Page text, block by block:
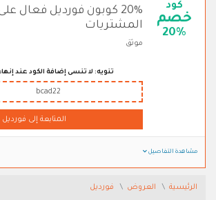
كود
خصم
20%
20% كوبون فورديل فعال
المشتريات
موثق
تنويه: لا تنسى إضافة الكود عند
bcad22
المتابعة إلى فورديل
مشاهدة التفاصيل
الرئيسية العروض فورديل